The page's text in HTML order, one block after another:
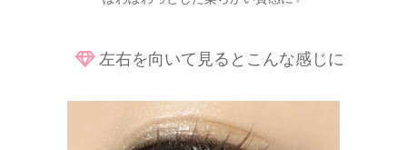
左右を向いて見るとこんな感じに